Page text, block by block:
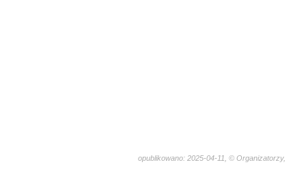
opublikowano: 2025-04-11, © Organizatorzy,